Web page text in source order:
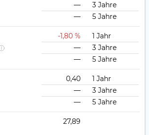
—
3 Jahre
—
5 Jahre
-1,80 %
1 Jahr
—
3 Jahre
—
5 Jahre
0,40
1 Jahr
—
3 Jahre
—
5 Jahre
27,89